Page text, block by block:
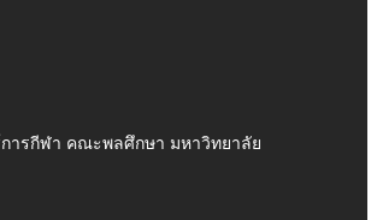
ารกีฬา คณะพลศึกษา มหาวิทยาลัย